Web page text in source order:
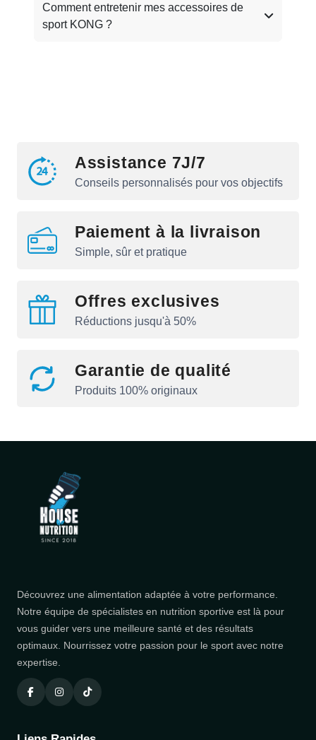
Comment entretenir mes accessoires de
sport KONG ?
Assistance 7J/7
Conseils personnalisés pour vos objectifs
Paiement à la livraison
Simple, sûr et pratique
Offres exclusives
Réductions jusqu'à 50%
Garantie de qualité
Produits 100% originaux
Découvrez une alimentation adaptée à votre performance.
Notre équipe de spécialistes en nutrition sportive est là pour
vous guider vers une meilleure santé et des résultats
optimaux. Nourrissez votre passion pour le sport avec notre
expertise.